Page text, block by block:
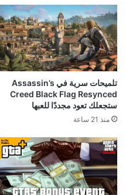
تلميحات سرية في Assassin’s
Creed Black Flag Resynced
ستجعلك تعود مجددًا للعبها
منذ 21 ساعة